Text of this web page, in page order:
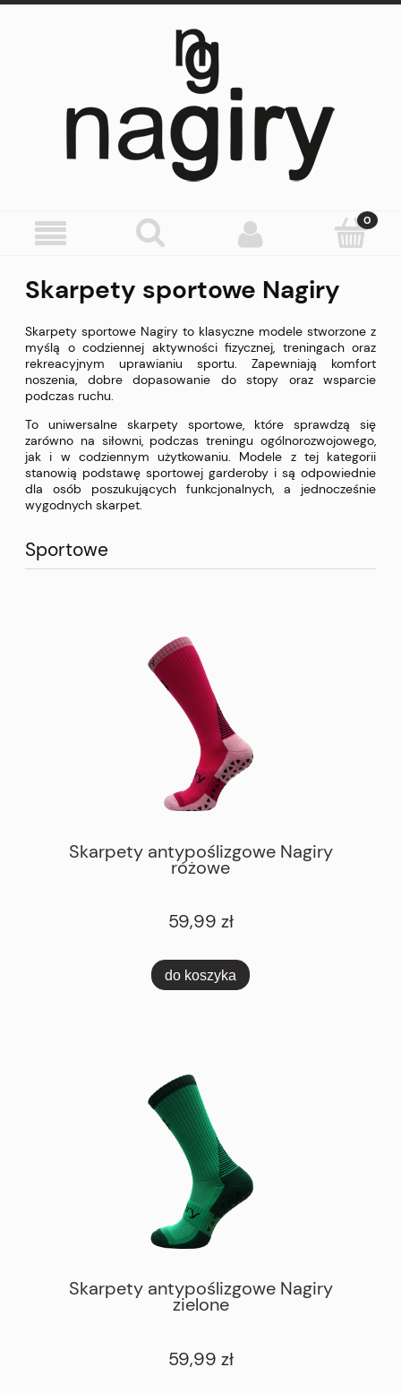
Skarpety sportowe Nagiry
Skarpety sportowe Nagiry to klasyczne modele stworzone z
myślą o codziennej aktywności fizycznej, treningach oraz
rekreacyjnym uprawianiu sportu. Zapewniają komfort
noszenia, dobre dopasowanie do stopy oraz wsparcie
podczas ruchu.
To uniwersalne skarpety sportowe, które sprawdzą się
zarówno na siłowni, podczas treningu ogólnorozwojowego,
jak i w codziennym użytkowaniu. Modele z tej kategorii
stanowią podstawę sportowej garderoby i są odpowiednie
dla osób poszukujących funkcjonalnych, a jednocześnie
wygodnych skarpet.
Sportowe
Skarpety antypoślizgowe Nagiry
różowe
59,99 zł
do koszyka
Skarpety antypoślizgowe Nagiry
zielone
59,99 zł